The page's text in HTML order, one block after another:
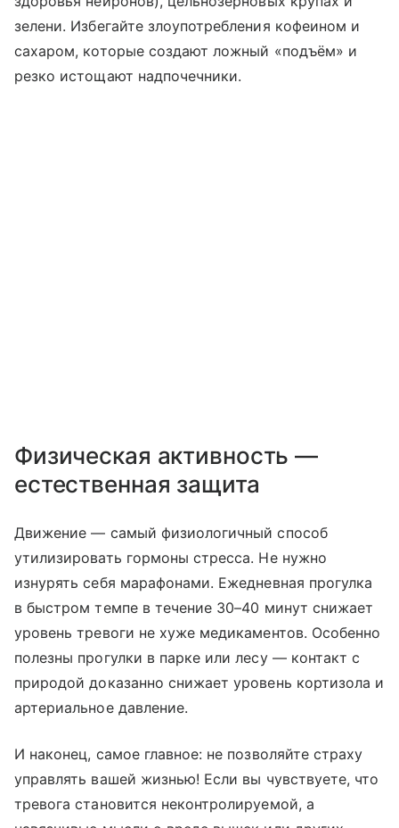
зелени. Избегайте злоупотребления кофеином и
сахаром, которые создают ложный «подъём» и
резко истощают надпочечники.
Физическая активность —
естественная защита
Движение — самый физиологичный способ
утилизировать гормоны стресса. Не нужно
изнурять себя марафонами. Ежедневная прогулка
в быстром темпе в течение 30–40 минут снижает
уровень тревоги не хуже медикаментов. Особенно
полезны прогулки в парке или лесу — контакт с
природой доказанно снижает уровень кортизола и
артериальное давление.
И наконец, самое главное: не позволяйте страху
управлять вашей жизнью! Если вы чувствуете, что
тревога становится неконтролируемой, а